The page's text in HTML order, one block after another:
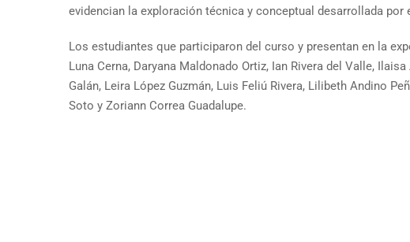
evidencian la exploración técnica y conceptual desarrollada
Los estudiantes que participaron del curso y presentan en la
Luna Cerna, Daryana Maldonado Ortiz, Ian Rivera del Valle,
Galán, Leira López Guzmán, Luis Feliú Rivera, Lilibeth Andino
Soto y Zoriann Correa Guadalupe.